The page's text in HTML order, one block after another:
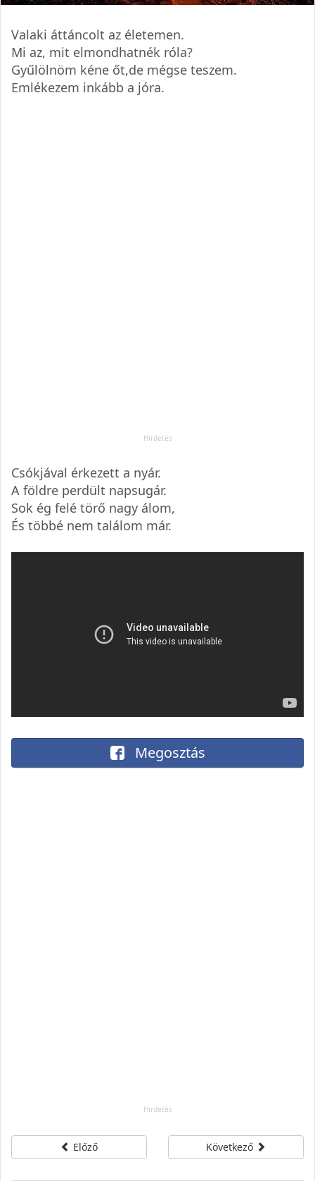
Valaki áttáncolt az életemen.
Mi az, mit elmondhatnék róla?
Gyűlölnöm kéne őt,de mégse teszem.
Emlékezem inkább a jóra.
Csókjával érkezett a nyár.
A földre perdült napsugár.
Sok ég felé törő nagy álom,
És többé nem találom már.
Megosztás
Előző Következő